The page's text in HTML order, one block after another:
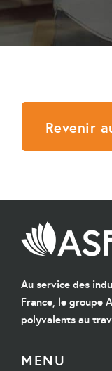
Revenir
Au service des
France, le groupe
polyvalents au
MENU